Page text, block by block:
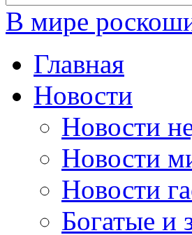
В мире
Главная
Новости
Новости
Новости
Новости
Богатые и